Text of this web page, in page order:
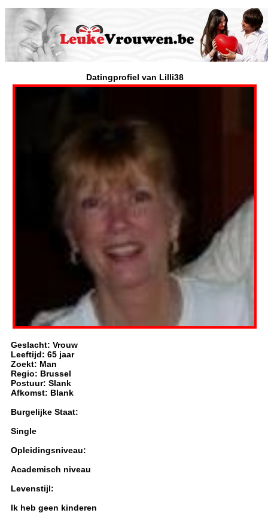
Datingprofiel van Lilli38
Geslacht: Vrouw
Leeftijd: 65 jaar
Zoekt: Man
Regio: Brussel
Postuur: Slank
Afkomst: Blank
Burgelijke Staat:
Single
Opleidingsniveau:
Academisch niveau
Levenstijl:
Ik heb geen kinderen